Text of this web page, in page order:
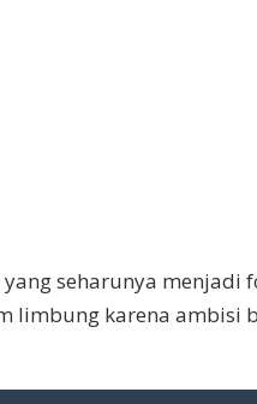
yang seharunya menjadi
limbung karena ambisi